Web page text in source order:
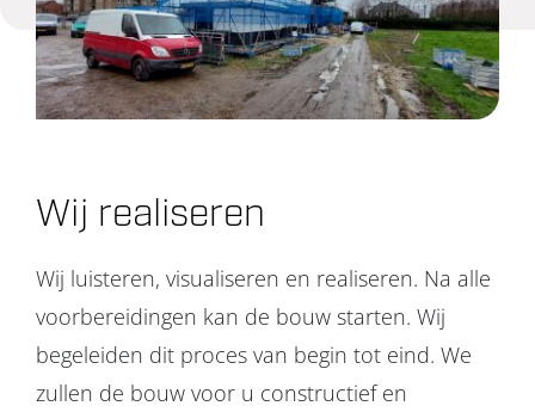
Projecten
Over ons
Contact
Wij realiseren
Wij luisteren, visualiseren en realiseren. Na alle
voorbereidingen kan de bouw starten. Wij
begeleiden dit proces van begin tot eind. We
zullen de bouw voor u constructief en